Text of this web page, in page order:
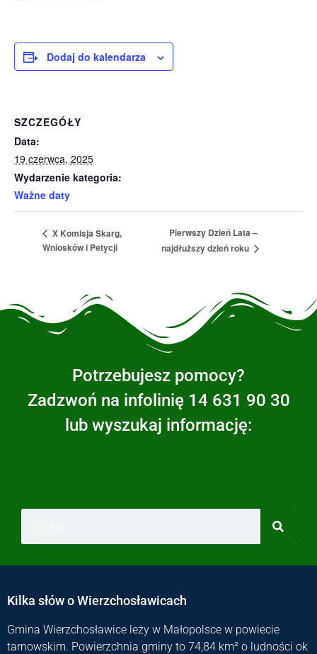
Dodaj do kalendarza
SZCZEGÓŁY
Data:
19 czerwca, 2025
Wydarzenie kategoria:
Ważne daty
X Komisja Skarg,
Wniosków i Petycji
Pierwszy Dzień Lata –
najdłuższy dzień roku
Potrzebujesz pomocy?
Zadzwoń na infolinię 14 631 90 30
lub wyszukaj informację:
Kilka słów o Wierzchosławicach
Gmina Wierzchosławice leży w Małopolsce w powiecie
tarnowskim. Powierzchnia gminy to 74,84 km² o ludności ok